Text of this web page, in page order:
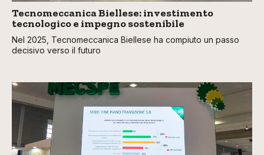
Tecnomeccanica Biellese: investimento
tecnologico e impegno sostenibile
Nel 2025, Tecnomeccanica Biellese ha compiuto un passo
decisivo verso il futuro